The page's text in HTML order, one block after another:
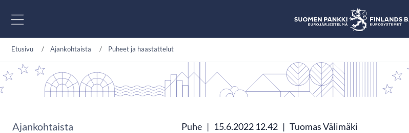
Etusivu Ajankohtaista Puheet ja haastattelut
Ajankohtaista Puhe | 15.6.2022 12.42 | Tuomas Välimäki